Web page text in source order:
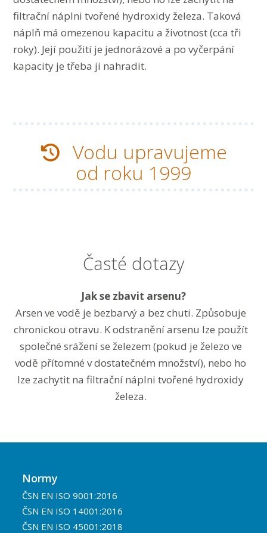
filtrační náplni tvořené hydroxidy železa. Taková
náplň má omezenou kapacitu a životnost (cca tři
roky). Její použití je jednorázové a po vyčerpání
kapacity je třeba ji nahradit.
Vodu upravujeme
od roku 1999
Časté dotazy
Jak se zbavit arsenu?
Arsen ve vodě je bezbarvý a bez chuti. Způsobuje
chronickou otravu. K odstranění arsenu lze použít
společné srážení se železem (pokud je železo ve
vodě přítomné v dostatečném množství), nebo ho
lze zachytit na filtrační náplni tvořené hydroxidy
železa.
Normy
ČSN EN ISO 9001:2016
ČSN EN ISO 14001:2016
ČSN EN ISO 45001:2018